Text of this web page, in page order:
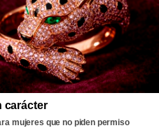
carácter
mujeres que no piden permiso